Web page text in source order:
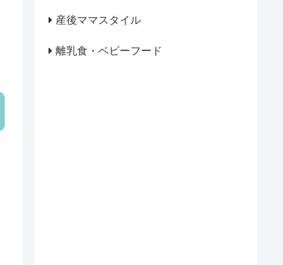
産後ママスタイル
離乳食・ベビーフード